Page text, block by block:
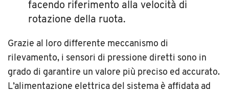
facendo riferimento alla velocità di
rotazione della ruota.
Grazie al loro differente meccanismo di
rilevamento, i sensori di pressione diretti sono in
grado di garantire un valore più preciso ed accurato.
L’alimentazione elettrica del sistema è affidata ad